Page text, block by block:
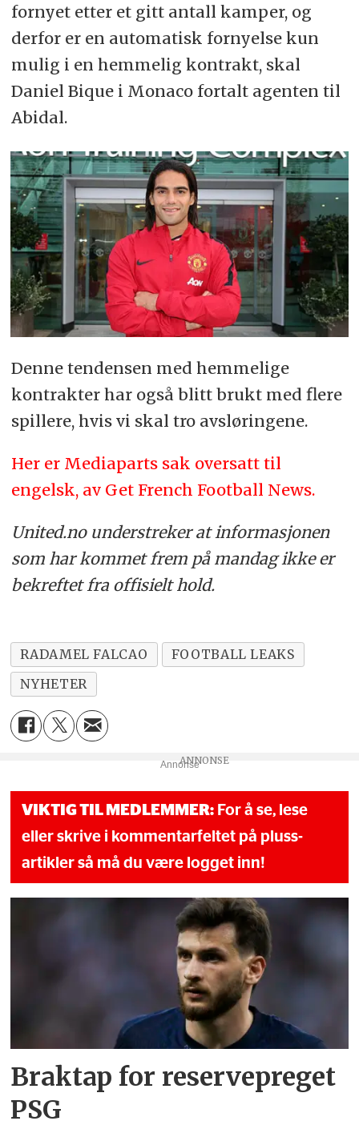
fornyet etter et gitt antall kamper, og
derfor er en automatisk fornyelse kun
mulig i en hemmelig kontrakt, skal
Daniel Bique i Monaco fortalt agenten til
Abidal.
Denne tendensen med hemmelige
kontrakter har også blitt brukt med flere
spillere, hvis vi skal tro avsløringene.
Her er Mediaparts sak oversatt til
engelsk, av Get French Football News.
United.no understreker at informasjonen
som har kommet frem på mandag ikke er
bekreftet fra offisielt hold.
RADAMEL FALCAO
FOOTBALL LEAKS
NYHETER
Annonse
VIKTIG TIL MEDLEMMER: For å se, lese
eller skrive i kommentarfeltet på pluss-
artikler så må du være logget inn!
Braktap for reservepreget
PSG